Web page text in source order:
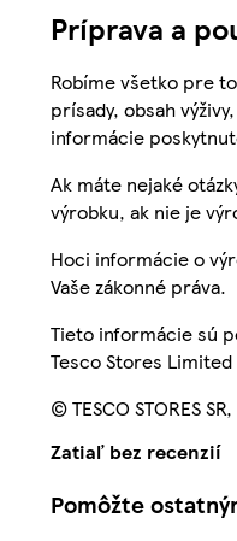
Príprava a
Robíme všetko pre
prísady, obsah
informácie
Ak máte nejaké
výrobku, ak nie je
Hoci informácie o
Vaše zákonné práva.
Tieto informácie sú
Tesco Stores
© TESCO STORES
Zatiaľ bez recenzií
Pomôžte